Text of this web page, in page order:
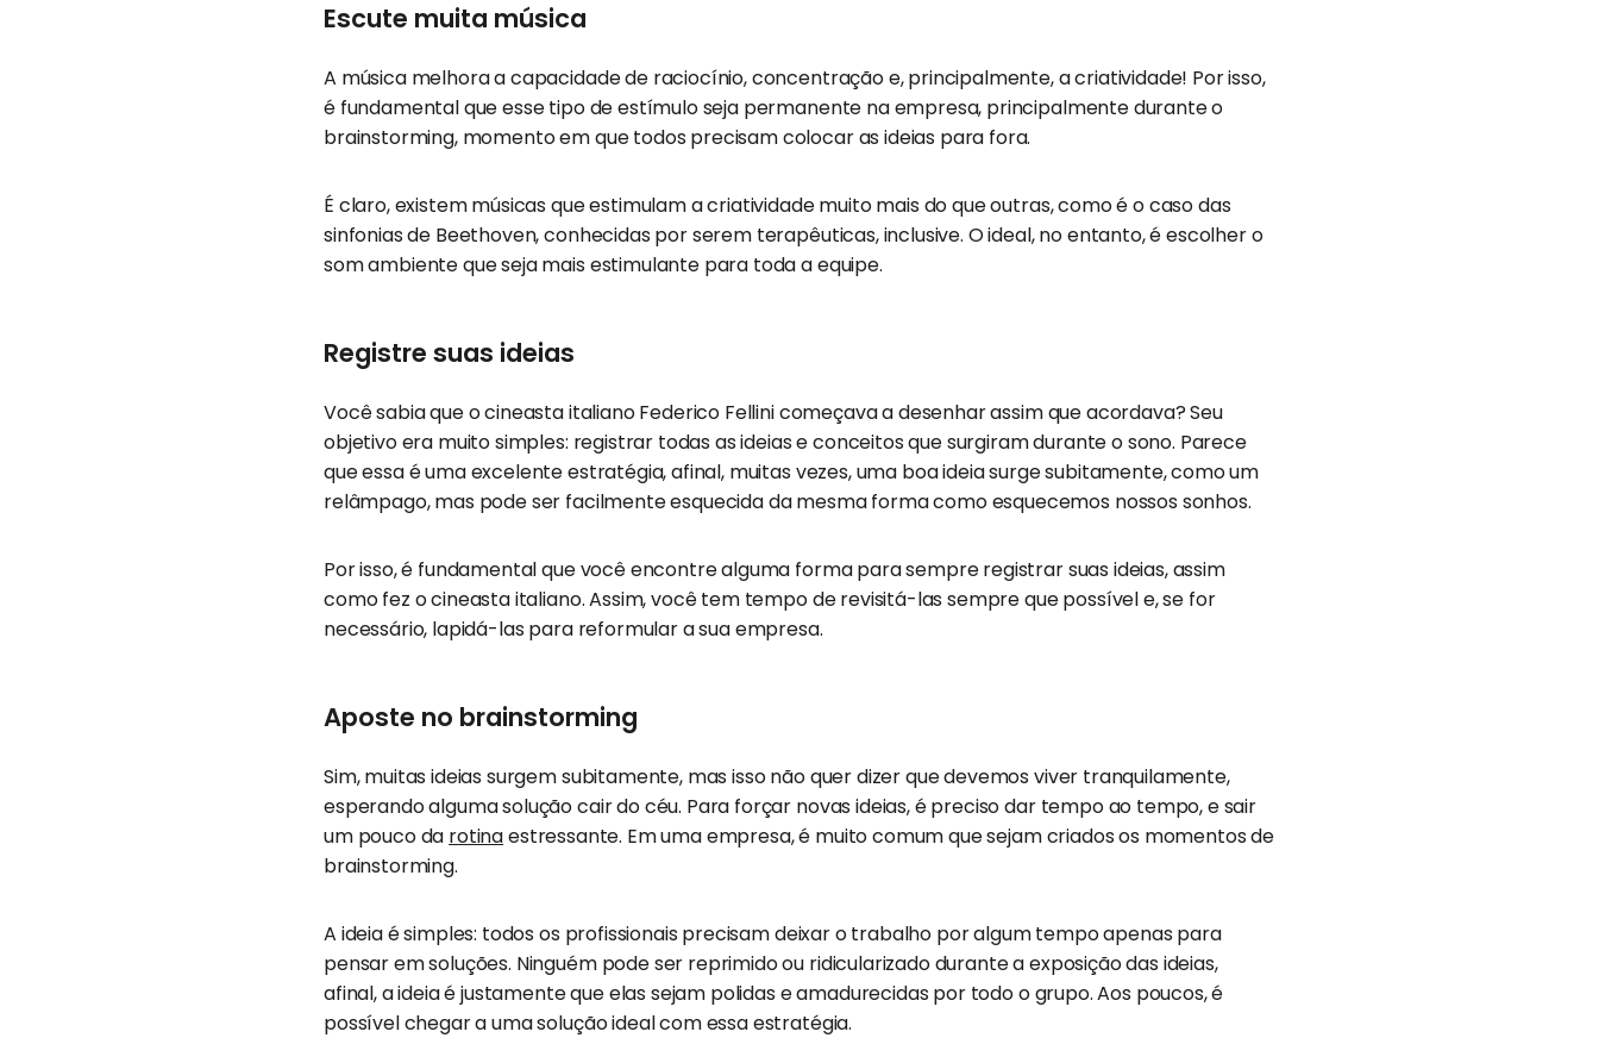
Escute muita música
A música melhora a capacidade de raciocínio, concentração e, principalmente, a criatividade! Por isso,
é fundamental que esse tipo de estímulo seja permanente na empresa, principalmente durante o
brainstorming, momento em que todos precisam colocar as ideias para fora.
É claro, existem músicas que estimulam a criatividade muito mais do que outras, como é o caso das
sinfonias de Beethoven, conhecidas por serem terapêuticas, inclusive. O ideal, no entanto, é escolher o
som ambiente que seja mais estimulante para toda a equipe.
Registre suas ideias
Você sabia que o cineasta italiano Federico Fellini começava a desenhar assim que acordava? Seu
objetivo era muito simples: registrar todas as ideias e conceitos que surgiram durante o sono. Parece
que essa é uma excelente estratégia, afinal, muitas vezes, uma boa ideia surge subitamente, como um
relâmpago, mas pode ser facilmente esquecida da mesma forma como esquecemos nossos sonhos.
Por isso, é fundamental que você encontre alguma forma para sempre registrar suas ideias, assim
como fez o cineasta italiano. Assim, você tem tempo de revisitá-las sempre que possível e, se for
necessário, lapidá-las para reformular a sua empresa.
Aposte no brainstorming
Sim, muitas ideias surgem subitamente, mas isso não quer dizer que devemos viver tranquilamente,
esperando alguma solução cair do céu. Para forçar novas ideias, é preciso dar tempo ao tempo, e sair
um pouco da rotinaestressante. Em uma empresa, é muito comum que sejam criados os momentos de
brainstorming.
A ideia é simples: todos os profissionais precisam deixar o trabalho por algum tempo apenas para
pensar em soluções. Ninguém pode ser reprimido ou ridicularizado durante a exposição das ideias,
afinal, a ideia é justamente que elas sejam polidas e amadurecidas por todo o grupo. Aos poucos, é
possível chegar a uma solução ideal com essa estratégia.